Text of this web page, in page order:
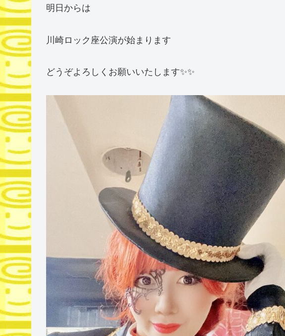
明日からは
川崎ロック座公演が始まります
どうぞよろしくお願いいたします✨✨